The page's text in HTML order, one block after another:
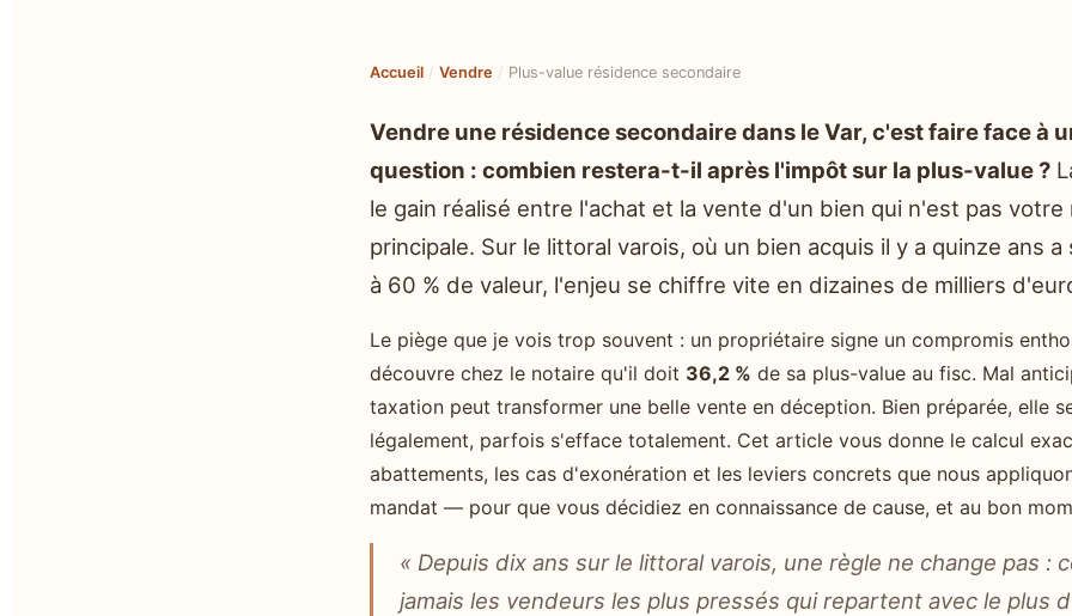
Accueil / Vendre / Plus-value résidence secondaire
Vendre une résidence secondaire dans le Var, c'est faire face à
question : combien restera-t-il après l'impôt sur la plus-value ?
le gain réalisé entre l'achat et la vente d'un bien qui n'est pas votre
principale. Sur le littoral varois, où un bien acquis il y a quinze ans
à 60 % de valeur, l'enjeu se chiffre vite en dizaines de milliers
Le piège que je vois trop souvent : un propriétaire signe un compromis
découvre chez le notaire qu'il doit 36,2 % de sa plus-value au fisc. Mal
taxation peut transformer une belle vente en déception. Bien préparée, elle
légalement, parfois s'efface totalement. Cet article vous donne le calcul
abattements, les cas d'exonération et les leviers concrets que nous
mandat — pour que vous décidiez en connaissance de cause, et au bon
« Depuis dix ans sur le littoral varois, une règle ne change pas :
jamais les vendeurs les plus pressés qui repartent avec le plus